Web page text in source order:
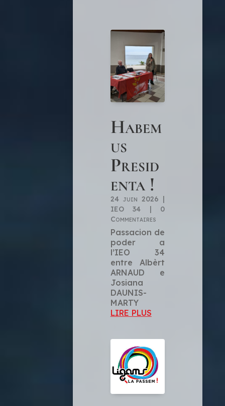
Habem
us
Presid
enta !
24 juin 2026 |
IEO 34 | 0
Commentaires
Passacion de
poder a
l’IEO 34
entre Albèrt
ARNAUD e
Josiana
DAUNIS-
MARTY
LIRE PLUS